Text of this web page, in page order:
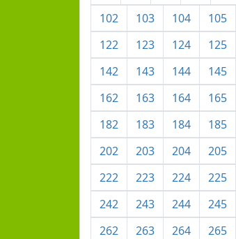
102
103 104 105
122
123 124 125
142
143 144 145
162
163 164 165
182
183 184 185
202
203 204 205
222
223 224 225
242
243 244 245
262
263 264 265